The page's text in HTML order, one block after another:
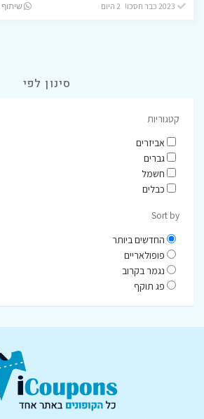
סינון לפי
קטגוריות
אביזרים
גברים
חשמל
כבלים
Sort by
החדשים ביותר
פופולאריים
נגמר בקרוב
פג תוקף